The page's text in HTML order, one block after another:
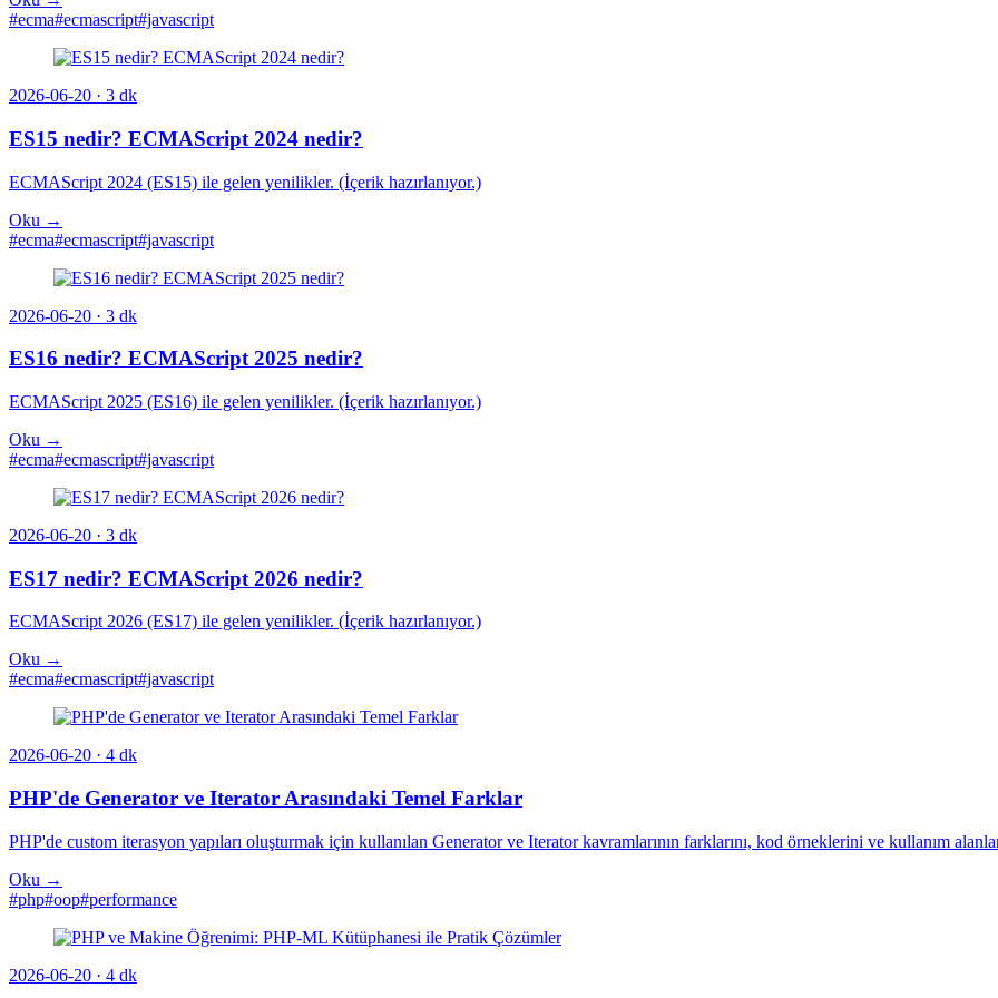
#ecma#ecmascript#javascript
2026-06-20 · 3 dk
ES15 nedir? ECMAScript 2024 nedir?
ECMAScript 2024 (ES15) ile gelen yenilikler. (İçerik hazırlanıyor.)
Oku →
#ecma#ecmascript#javascript
2026-06-20 · 3 dk
ES16 nedir? ECMAScript 2025 nedir?
ECMAScript 2025 (ES16) ile gelen yenilikler. (İçerik hazırlanıyor.)
Oku →
#ecma#ecmascript#javascript
2026-06-20 · 3 dk
ES17 nedir? ECMAScript 2026 nedir?
ECMAScript 2026 (ES17) ile gelen yenilikler. (İçerik hazırlanıyor.)
Oku →
#ecma#ecmascript#javascript
2026-06-20 · 4 dk
PHP'de Generator ve Iterator Arasındaki Temel Farklar
PHP'de custom iterasyon yapıları oluşturmak için kullanılan Generator ve Iterator kavramlarının farklarını, kod örneklerini ve kullanım
Oku →
#php#oop#performance
2026-06-20 · 4 dk